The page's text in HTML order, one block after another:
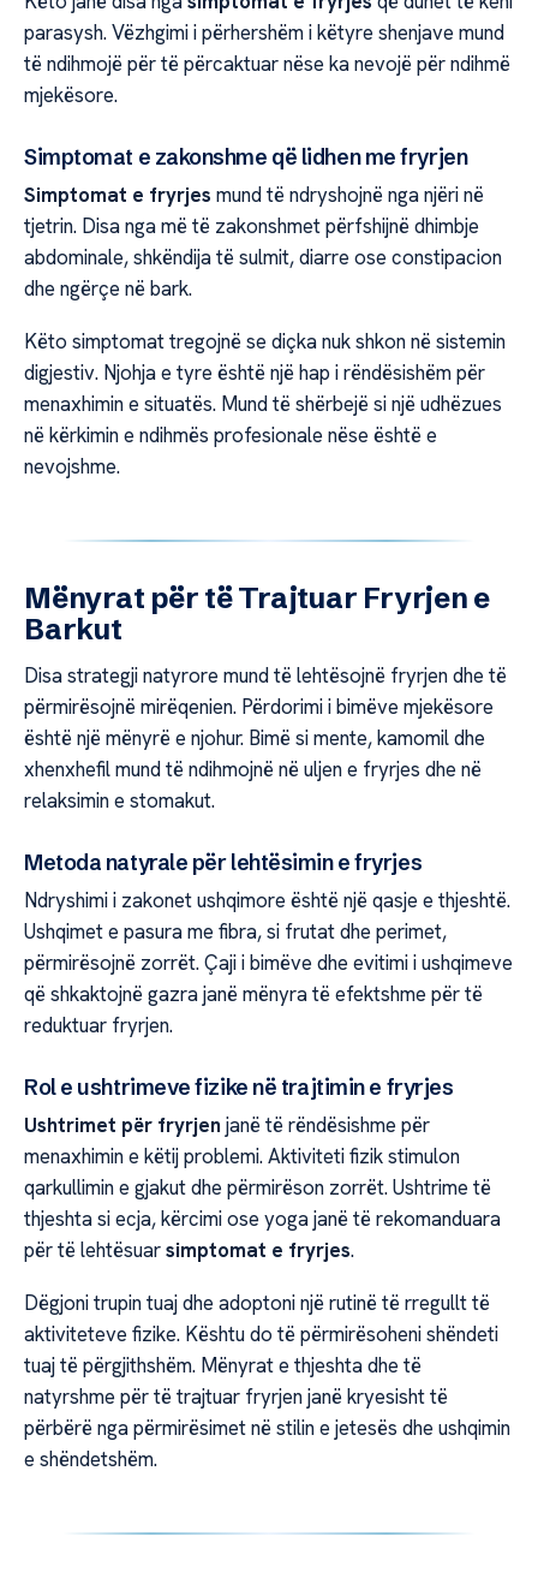
parasysh. Vëzhgimi i përhershëm i këtyre shenjave mund
të ndihmojë për të përcaktuar nëse ka nevojë për ndihmë
mjekësore.
Simptomat e zakonshme që lidhen me fryrjen
Simptomat e fryrjes mund të ndryshojnë nga njëri në
tjetrin. Disa nga më të zakonshmet përfshijnë dhimbje
abdominale, shkëndija të sulmit, diarre ose constipacion
dhe ngërçe në bark.
Këto simptomat tregojnë se diçka nuk shkon në sistemin
digjestiv. Njohja e tyre është një hap i rëndësishëm për
menaxhimin e situatës. Mund të shërbejë si një udhëzues
në kërkimin e ndihmës profesionale nëse është e
nevojshme.
Mënyrat për të Trajtuar Fryrjen e
Barkut
Disa strategji natyrore mund të lehtësojnë fryrjen dhe të
përmirësojnë mirëqenien. Përdorimi i bimëve mjekësore
është një mënyrë e njohur. Bimë si mente, kamomil dhe
xhenxhefil mund të ndihmojnë në uljen e fryrjes dhe në
relaksimin e stomakut.
Metoda natyrale për lehtësimin e fryrjes
Ndryshimi i zakonet ushqimore është një qasje e thjeshtë.
Ushqimet e pasura me fibra, si frutat dhe perimet,
përmirësojnë zorrët. Çaji i bimëve dhe evitimi i ushqimeve
që shkaktojnë gazra janë mënyra të efektshme për të
reduktuar fryrjen.
Rol e ushtrimeve fizike në trajtimin e fryrjes
Ushtrimet për fryrjen janë të rëndësishme për
menaxhimin e këtij problemi. Aktiviteti fizik stimulon
qarkullimin e gjakut dhe përmirëson zorrët. Ushtrime të
thjeshta si ecja, kërcimi ose yoga janë të rekomanduara
për të lehtësuarsimptomat e fryrjes.
Dëgjoni trupin tuaj dhe adoptoni një rutinë të rregullt të
aktiviteteve fizike. Kështu do të përmirësoheni shëndeti
tuaj të përgjithshëm. Mënyrat e thjeshta dhe të
natyrshme për të trajtuar fryrjen janë kryesisht të
përbërë nga përmirësimet në stilin e jetesës dhe ushqimin
e shëndetshëm.